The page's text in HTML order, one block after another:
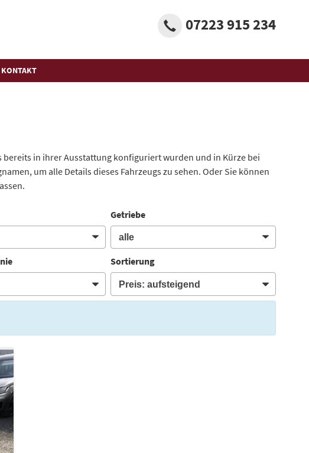
07223 915 234
KONTAKT
bereits in ihrer Ausstattung konfiguriert wurden und in Kürze bei
um alle Details dieses Fahrzeugs zu sehen. Oder Sie können
Getriebe
Sortierung